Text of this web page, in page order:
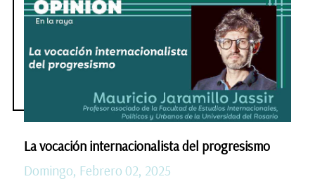
La vocación internacionalista del progresismo
Domingo, Febrero 02, 2025